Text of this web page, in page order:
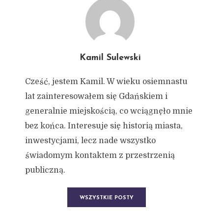
Kamil Sulewski
Cześć, jestem Kamil. W wieku osiemnastu
lat zainteresowałem się Gdańskiem i
generalnie miejskością, co wciągnęło mnie
bez końca. Interesuje się historią miasta,
inwestycjami, lecz nade wszystko
świadomym kontaktem z przestrzenią
publiczną.
WSZYSTKIE POSTY